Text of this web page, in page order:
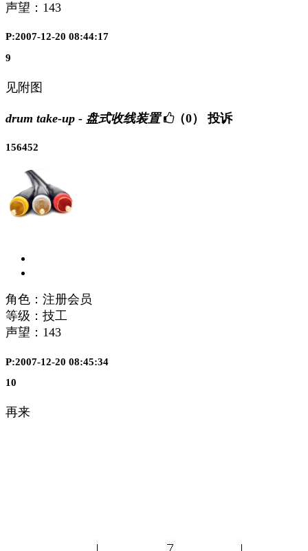
声望： 143
P:2007-12-20 08:44:17
9
见附图
drum take-up - 盘式收线装置 （0） 投诉
156452
角色：注册会员
等级：技工
声望： 143
P:2007-12-20 08:45:34
10
再来